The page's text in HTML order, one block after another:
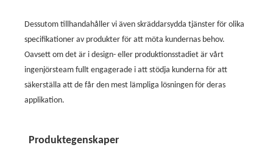
Dessutom tillhandahåller vi även skräddarsydda tjänster för olika
specifikationer av produkter för att möta kundernas behov.
Oavsett om det är i design- eller produktionsstadiet är vårt
ingenjörsteam fullt engagerade i att stödja kunderna för att
säkerställa att de får den mest lämpliga lösningen för deras
applikation.
Produktegenskaper